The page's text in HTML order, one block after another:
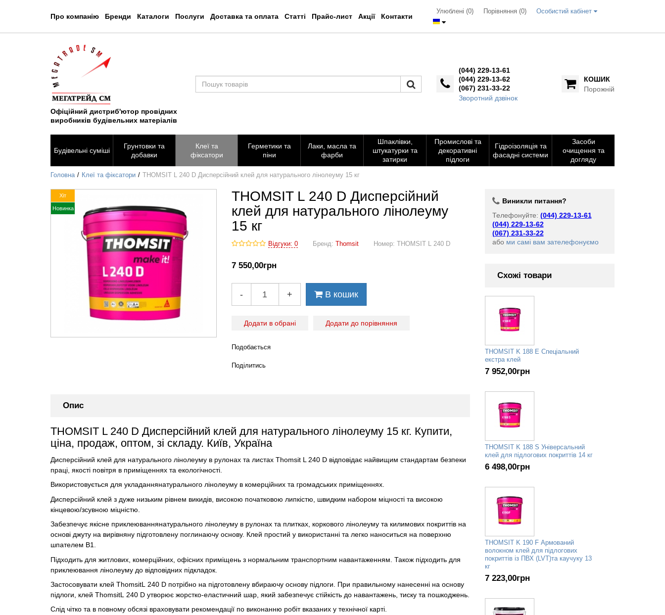
Про компанію Бренди Каталоги Послуги Доставка та оплата Статті Прайс-лист Акції Контакти
Улюблені (0) Порівняння (0) Особистий кабінет
Офіційний дистриб'ютор провідних
виробників будівельних матеріалів
(044) 229-13-61
(044) 229-13-62
(067) 231-33-22
Зворотний дзвінок
КОШИК
Порожній
Будівельні суміші
Грунтовки та
добавки
Клеї та
фіксатори
Герметики та
піни
Лаки, масла та
фарби
Шпаклівки,
штукатурки та
затирки
Промислові та
декоративні
підлоги
Гідроізоляція та
фасадні системи
Засоби
очищення та
догляду
Головна Клеї та фіксатори THOMSIT L 240 D Дисперсійний клей для натурального лінолеуму 15 кг
Хіт
Новинка
THOMSIT L 240 D Дисперсійний
клей для натурального лінолеуму
15 кг
Відгуки: 0 Бренд: Thomsit Номер: THOMSIT L 240 D
7 550,00грн
- + В кошик
Додати в обрані Додати до порівняння
Подобається
Поділитись
Опис
THOMSIT L 240 D Дисперсійний клей для натурального лінолеуму 15 кг. Купити,
ціна, продаж, оптом, зі складу. Київ, Україна
Дисперсійний клей для натурального лінолеуму в рулонах та листах Thomsit L 240 D відповідає найвищим стандартам безпеки
праці, якості повітря в приміщеннях та екологічності.
Використовується для укладаннянатурального лінолеуму в комерційних та громадських приміщеннях.
Дисперсійний клей з дуже низьким рівнем викидів, високою початковою липкістю, швидким набором міцності та високою
кінцевою/зсувною міцністю.
Забезпечує якісне приклеюваннянатурального лінолеуму в рулонах та плитках, коркового лінолеуму та килимових покриттів на
основі джуту на вирівняну підготовлену поглинаючу основу. Клей простий у використанні та легко наноситься на поверхню
шпателем В1.
Підходить для житлових, комерційних, офісних приміщень з нормальним транспортним навантаженням. Також підходить для
приклеювання лінолеуму до відповідних підкладок.
Застосовувати клей ThomsitL 240 D потрібно на підготовлену вбираючу основу підлоги. При правильному нанесенні на основу
підлоги, клей ThomsitL 240 D утворює жорстко-еластичний шар, який забезпечує стійкість до навантажень, тиску та пошкоджень.
Слід чітко та в повному обсязі враховувати рекомендації по виконанню робіт вказаних у технічної карті.
Виникли питання?
Телефонуйте: (044) 229-13-61
(044) 229-13-62
(067) 231-33-22
або ми самі вам зателефонуємо
Схожі товари
THOMSIT K 188 Е Спеціальний
екстра клей
7 952,00грн
THOMSIT K 188 S Універсальний
клей для підлогових покриттів 14 кг
6 498,00грн
THOMSIT K 190 F Армований
волокном клей для підлогових
покриттів із ПВХ (LVT)та каучуку 13
кг
7 223,00грн